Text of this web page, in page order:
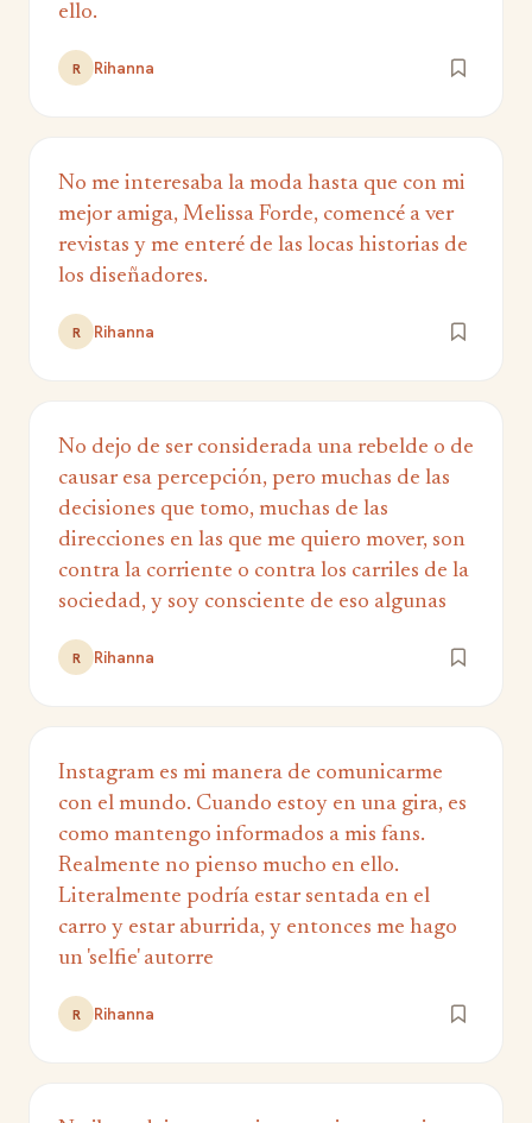
ello.
R Rihanna
No me interesaba la moda hasta que con mi
mejor amiga, Melissa Forde, comencé a ver
revistas y me enteré de las locas historias de
los diseñadores.
R Rihanna
No dejo de ser considerada una rebelde o de
causar esa percepción, pero muchas de las
decisiones que tomo, muchas de las
direcciones en las que me quiero mover, son
contra la corriente o contra los carriles de la
sociedad, y soy consciente de eso algunas
R Rihanna
Instagram es mi manera de comunicarme
con el mundo. Cuando estoy en una gira, es
como mantengo informados a mis fans.
Realmente no pienso mucho en ello.
Literalmente podría estar sentada en el
carro y estar aburrida, y entonces me hago
un 'selfie' autorre
R Rihanna